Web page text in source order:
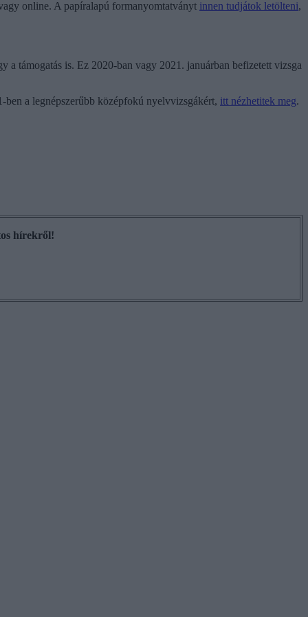
online. A papíralapú formanyomtatványt innen tudjátok letölteni,
a támogatás is. Ez 2020-ban vagy 2021. januárban befizetett vizsga
a legnépszerűbb középfokú nyelvvizsgákért, itt nézhetitek meg.
hírekről!